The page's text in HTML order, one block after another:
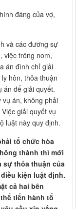
đáng của vợ,
và các đương sự
việc trông nom,
án đình chỉ giải
hôn, thỏa thuận
án để giải quyết.
vụ án, không phải
giải quyết vụ
luật này quy định.
tổ chức hòa
thành thì mới
sự thỏa thuận của
kiện luật định.
cả hai bên
tiến hành tổ